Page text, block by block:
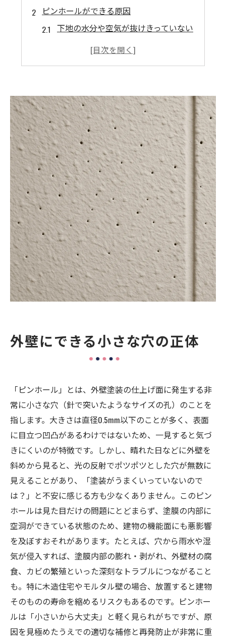
ピンホールができる原因
下地の水分や空気が抜けきっていない
塗料の希釈ミス（薄めすぎ・濃すぎ）
施工業者の技術不足・現場管理の甘さ
ピンホールを放置するリスク
ピンホールの補修方法と注意点
ピンホールを防ぐカギ
適切な乾燥時間の確保
塗料の正しい調合と管理
下地の状態確認と処理
技術力のある業者を選ぶ
まとめ
外壁にできる小さな穴の正体
「ピンホール」とは、外壁塗装の仕上げ面に発生する非
常に小さな穴（針で突いたようなサイズの孔）のことを
指します。大きさは直径0.5mm以下のことが多く、表面
に目立つ凹凸があるわけではないため、一見すると気づ
きにくいのが特徴です。しかし、晴れた日などに外壁を
斜めから見ると、光の反射でポツポツとした穴が無数に
見えることがあり、「塗装がうまくいっていないので
は？」と不安に感じる方も少なくありません。このピン
ホールは見た目だけの問題にとどまらず、塗膜の内部に
空洞ができている状態のため、建物の機能面にも悪影響
を及ぼすおそれがあります。たとえば、穴から雨水や湿
気が侵入すれば、塗膜内部の膨れ・剥がれ、外壁材の腐
食、カビの繁殖といった深刻なトラブルにつながること
も。特に木造住宅やモルタル壁の場合、放置すると建物
そのものの寿命を縮めるリスクもあるのです。ピンホー
ルは「小さいから大丈夫」と軽く見られがちですが、原
因を見極めたうえでの適切な補修と再発防止が非常に重